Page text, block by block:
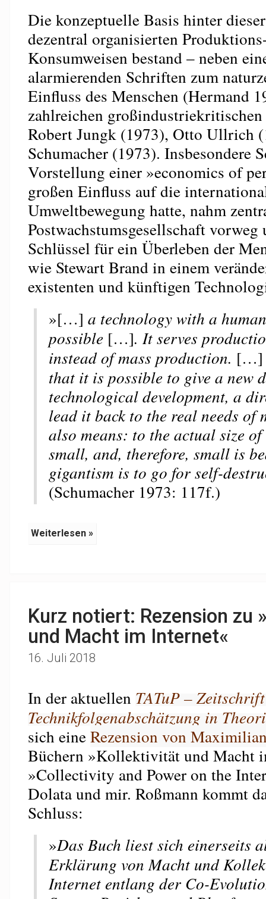
Die konzeptuelle Basis hinter
dezentral organisierten
Konsumweisen bestand – neben
alarmierenden Schriften zum
Einfluss des Menschen (Hermand
zahlreichen
Robert Jungk (1973), Otto Ullrich
Schumacher (1973). Insbesondere
Vorstellung einer »economics of
großen Einfluss auf die
Umweltbewegung hatte, nahm
Postwachstumsgesellschaft vorweg
Schlüssel für ein Überleben der
wie Stewart Brand in einem
existenten und künftigen
»[…] a technology with a
possible […]. It serves
instead of mass production.
that it is possible to give a new
technological development, a
lead it back to the real needs of
also means: to the actual size
small, and, therefore, small is
gigantism is to go for self-
(Schumacher 1973: 117f.)
Weiterlesen »
Kurz notiert: Rezension zu
und Macht im Internet«
16. Juli 2018
In der aktuellen TATuP –
Technikfolgenabschätzung in
sich eineRezension von
Büchern »Kollektivität und Macht
»Collectivity and Power on the
Dolata und mir. Roßmann kommt
Schluss:
»Das Buch liest sich einerseits
Erklärung von Macht und
Internet entlang der Co-